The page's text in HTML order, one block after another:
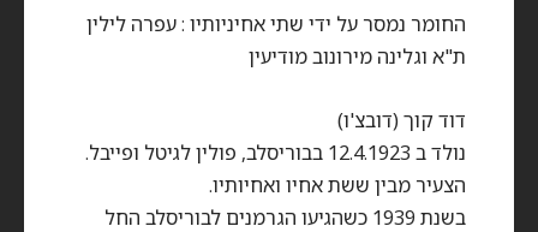
החומר נמסר על ידי שתי אחיניותיו : עפרה לילין
ת"א וגלינה מירונוב מודיעין
דוד קוך (דובצ'ו)
נולד ב 12.4.1923 בבוריסלב, פולין לגיטל ופייבל.
הצעיר מבין ששת אחיו ואחיותיו.
בשנת 1939 כשהגיעו הגרמנים לבוריסלב החל